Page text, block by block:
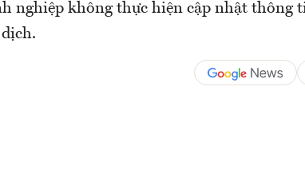
nghiệp không thực hiện cập nhật thông